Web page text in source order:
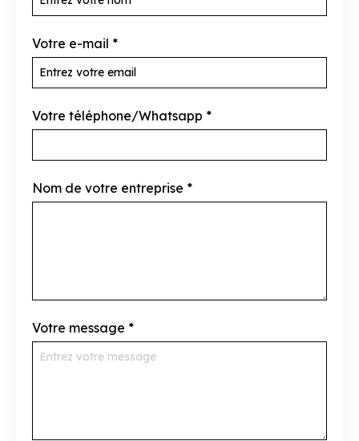
Votre e-mail *
Votre téléphone/Whatsapp *
Nom de votre entreprise *
Votre message *